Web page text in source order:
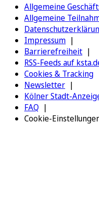
Allgemeine
Allgemeine
Impressum
Barrierefreiheit
RSS-Feeds auf
Cookies & Tracking
Newsletter
Kölner Stadt-
FAQ
Cookie-